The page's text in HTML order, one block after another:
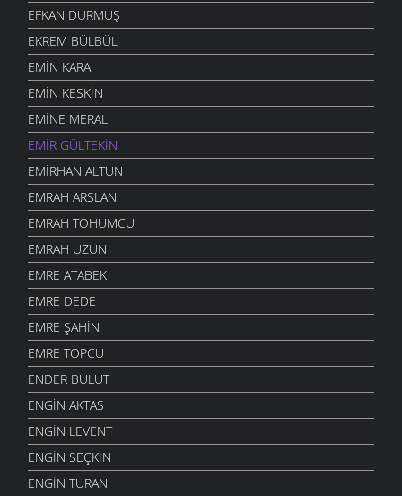
EFKAN DURMUŞ
EKREM BÜLBÜL
EMIN KARA
EMIN KESKIN
EMINE MERAL
EMIR GÜLTEKIN
EMIRHAN ALTUN
EMRAH ARSLAN
EMRAH TOHUMCU
EMRAH UZUN
EMRE ATABEK
EMRE DEDE
EMRE ŞAHIN
EMRE TOPCU
ENDER BULUT
ENGIN AKTAS
ENGIN LEVENT
ENGIN SEÇKIN
ENGIN TURAN